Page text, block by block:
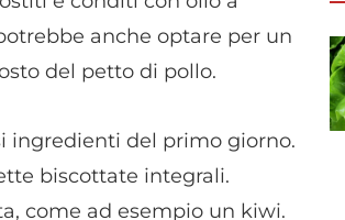
anche optare per un
del petto di pollo.
ingredienti del primo giorno.
biscottate integrali.
come ad esempio un kiwi.